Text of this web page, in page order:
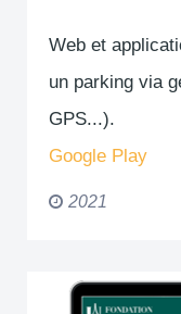
Web et
un parking via
GPS...).
Google Play
2021